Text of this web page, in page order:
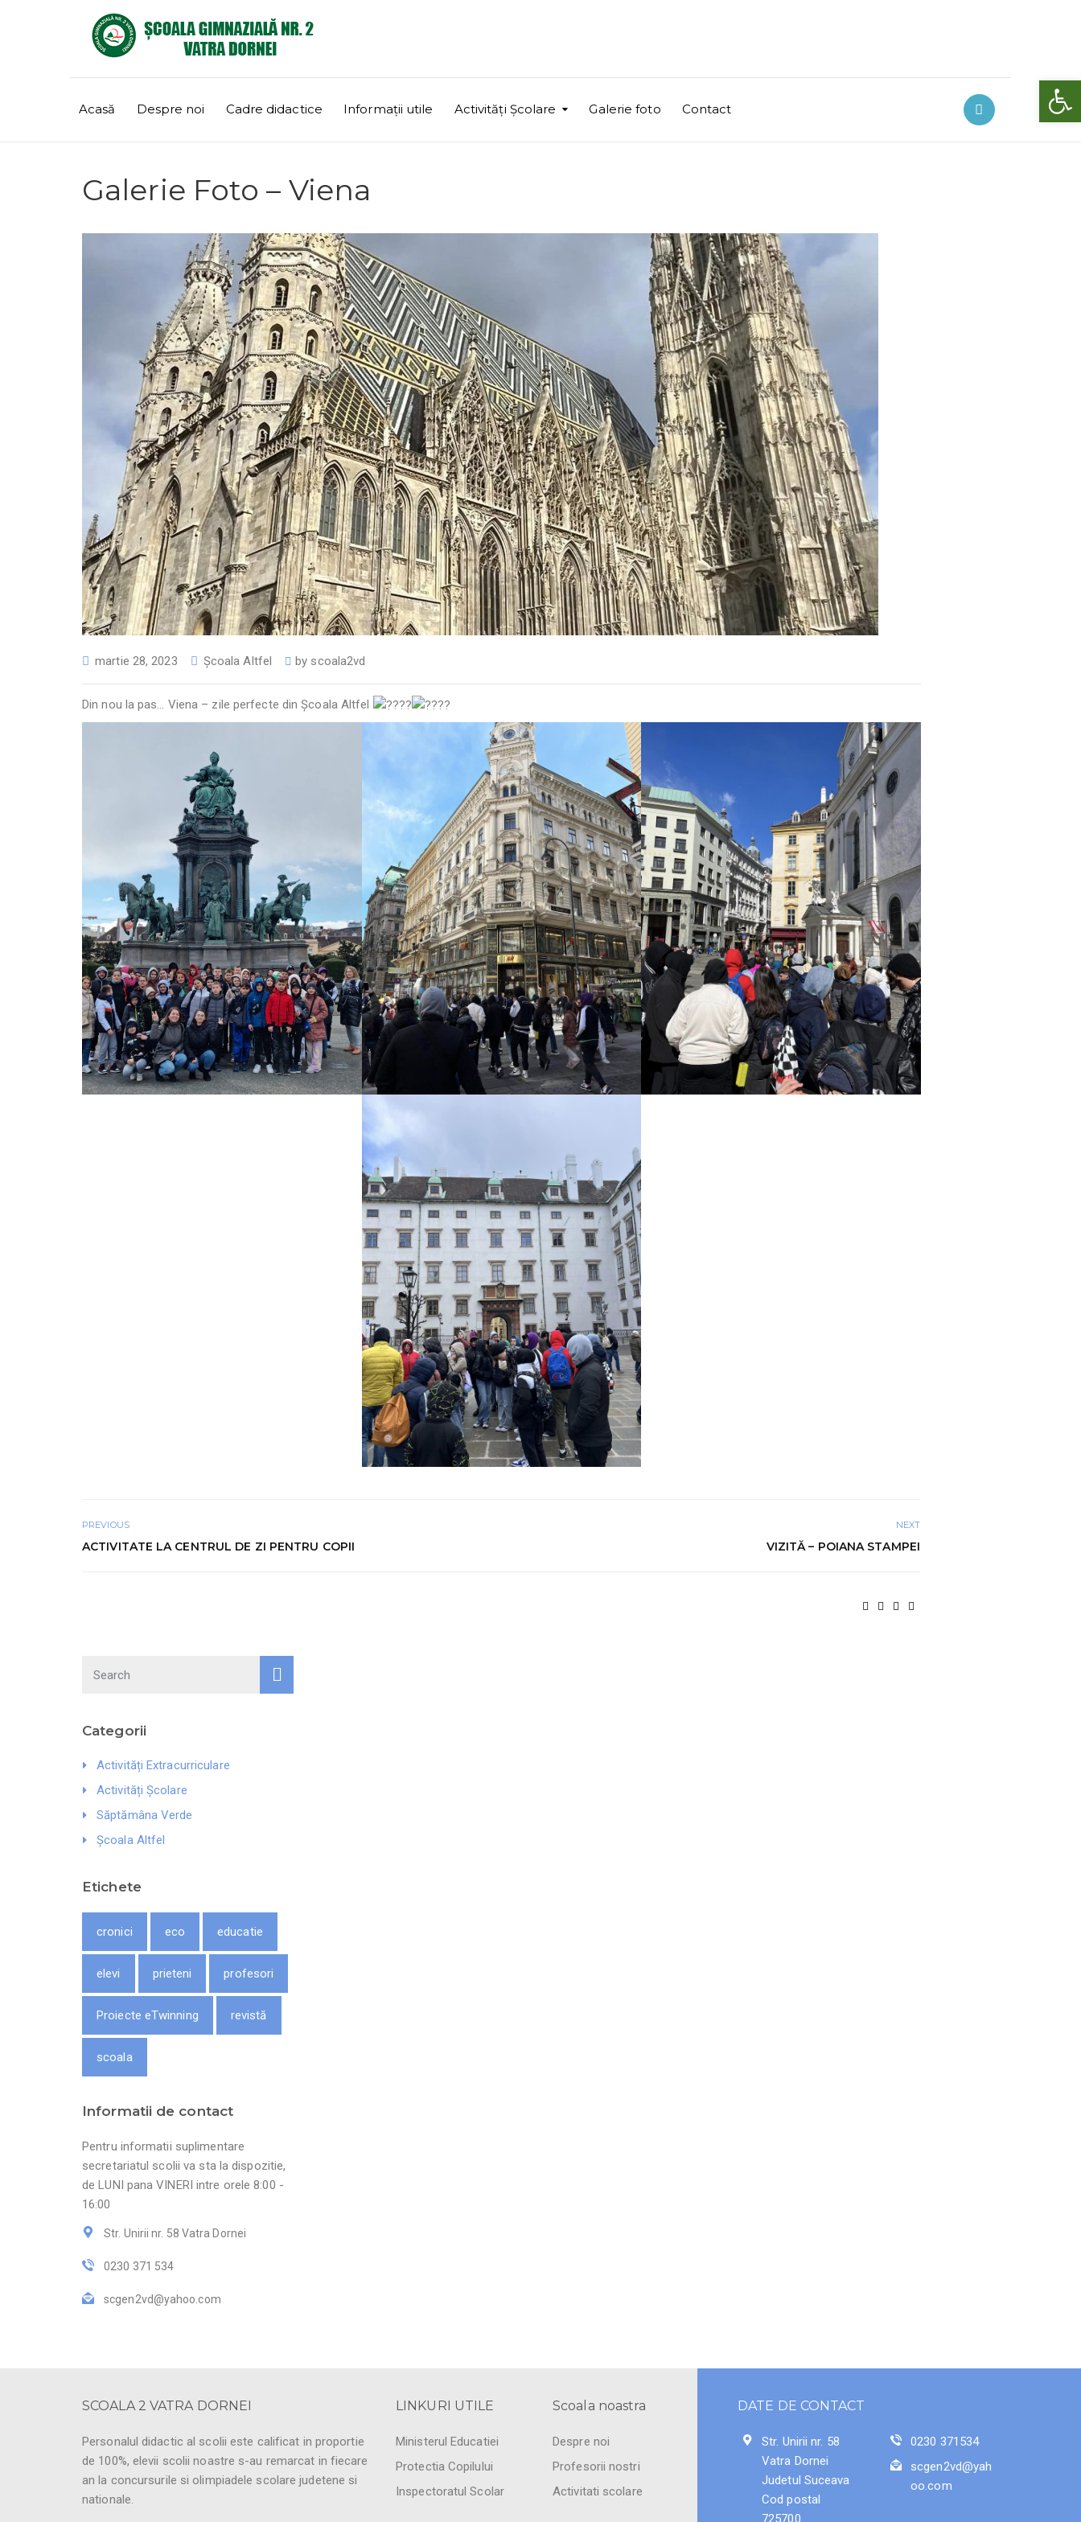
Deschide bara de unelte
Acasă Despre noi Cadre didactice Informații utile Activități Școlare Galerie foto Contact
Galerie Foto – Viena
martie 28, 2023 Școala Altfel by scoala2vd
Din nou la pas… Viena – zile perfecte din Școala Altfel
PREVIOUS
ACTIVITATE LA CENTRUL DE ZI PENTRU COPII
NEXT
VIZITĂ – POIANA STAMPEI
Categorii
Activități Extracurriculare
Activități Școlare
Săptămâna Verde
Școala Altfel
Etichete
cronici eco educatie
elevi prieteni profesori
Proiecte eTwinning revistă
scoala
Informatii de contact
Pentru informatii suplimentare
secretariatul scolii va sta la dispozitie,
de LUNI pana VINERI intre orele 8:00 -
16:00
Str. Unirii nr. 58 Vatra Dornei
0230 371 534
scgen2vd@yahoo.com
SCOALA 2 VATRA DORNEI
Personalul didactic al scolii este calificat in proportie
de 100%, elevii scolii noastre s-au remarcat in fiecare
an la concursurile si olimpiadele scolare judetene si
nationale.
LINKURI UTILE
Ministerul Educatiei
Protectia Copilului
Inspectoratul Scolar
Scoala noastra
Despre noi
Profesorii nostri
Activitati scolare
DATE DE CONTACT
Str. Unirii nr. 58
Vatra Dornei
Judetul Suceava
Cod postal
725700
0230 371534
scgen2vd@yah
oo.com